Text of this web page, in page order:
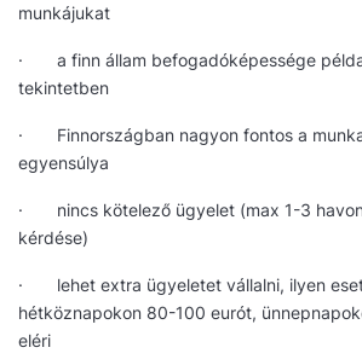
munkájukat
· a finn állam befogadóképessége
tekintetben
· Finnországban nagyon fontos a
egyensúlya
· nincs kötelező ügyelet (max 1-3
kérdése)
· lehet extra ügyeletet vállalni, ilyen
hétköznapokon 80-100 eurót,
eléri